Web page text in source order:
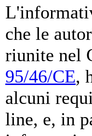
che le
riunite nel
95/46/CE,
alcuni
line, e, in